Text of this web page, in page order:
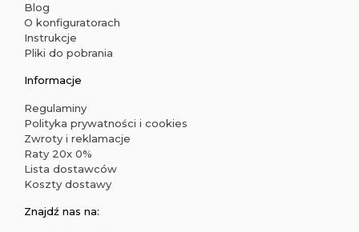
Blog
O konfiguratorach
Instrukcje
Pliki do pobrania
Informacje
Regulaminy
Polityka prywatności i cookies
Zwroty i reklamacje
Raty 20x 0%
Lista dostawców
Koszty dostawy
Znajdź nas na: